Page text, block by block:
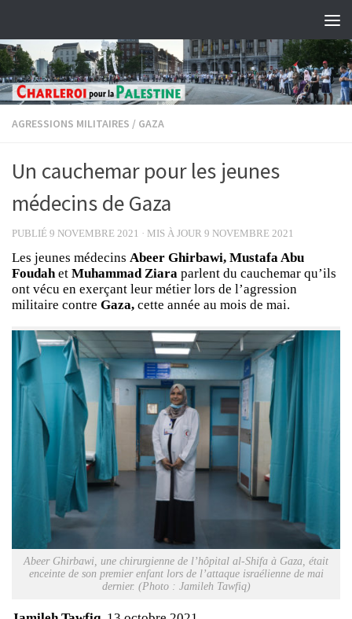
AGRESSIONS MILITAIRES / GAZA
Un cauchemar pour les jeunes
médecins de Gaza
PUBLIÉ 9 NOVEMBRE 2021 · MIS À JOUR 9 NOVEMBRE 2021
Les jeunes médecins Abeer Ghirbawi, Mustafa Abu
Foudahet Muhammad Ziara parlent du cauchemar qu’ils
ont vécu en exerçant leur métier lors de l’agression
militaire contre Gaza, cette année au mois de mai.
Abeer Ghirbawi, une chirurgienne de l’hôpital al-Shifa à Gaza, était
enceinte de son premier enfant lors de l’attaque israélienne de mai
dernier. (Photo : Jamileh Tawfiq)